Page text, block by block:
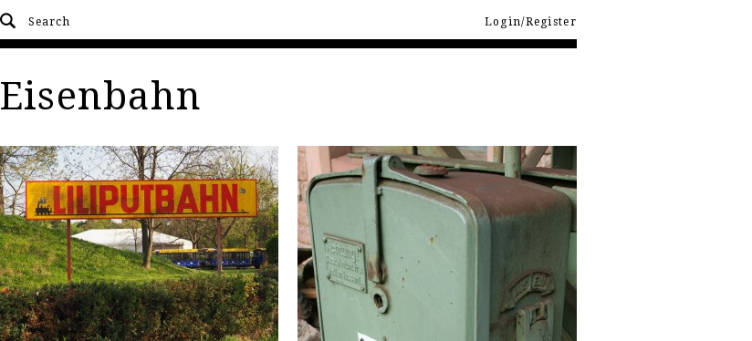
Login/Register
Eisenbahn